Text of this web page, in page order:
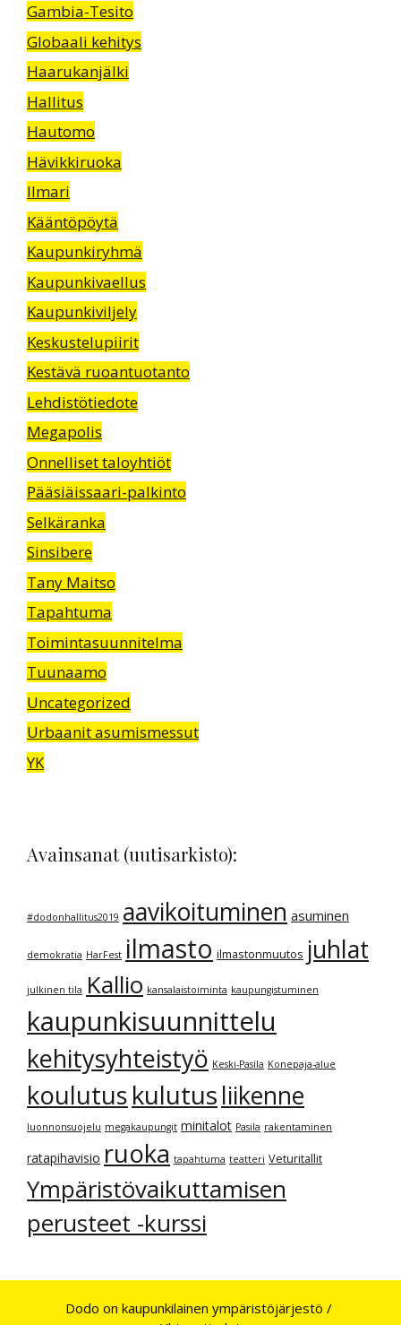
Gambia-Tesito
Globaali kehitys
Haarukanjälki
Hallitus
Hautomo
Hävikkiruoka
Ilmari
Kääntöpöytä
Kaupunkiryhmä
Kaupunkivaellus
Kaupunkiviljely
Keskustelupiirit
Kestävä ruoantuotanto
Lehdistötiedote
Megapolis
Onnelliset taloyhtiöt
Pääsiäissaari-palkinto
Selkäranka
Sinsibere
Tany Maitso
Tapahtuma
Toimintasuunnitelma
Tuunaamo
Uncategorized
Urbaanit asumismessut
YK
Avainsanat (uutisarkisto):
#dodonhallitus2019 aavikoituminen asuminen
demokratia HarFest ilmasto ilmastonmuutos juhlat
julkinen tila Kallio kansalaistoiminta kaupungistuminen
kaupunkisuunnittelu
kehitysyhteistyö Keski-Pasila Konepaja-alue
koulutuskulutusliikenne
luonnonsuojelu megakaupungit minitalot Pasila rakentaminen
ratapihavisio ruoka tapahtuma teatteri Veturitallit
Ympäristövaikuttamisen
perusteet -kurssi
Dodo on kaupunkilainen ympäristöjärjestö /